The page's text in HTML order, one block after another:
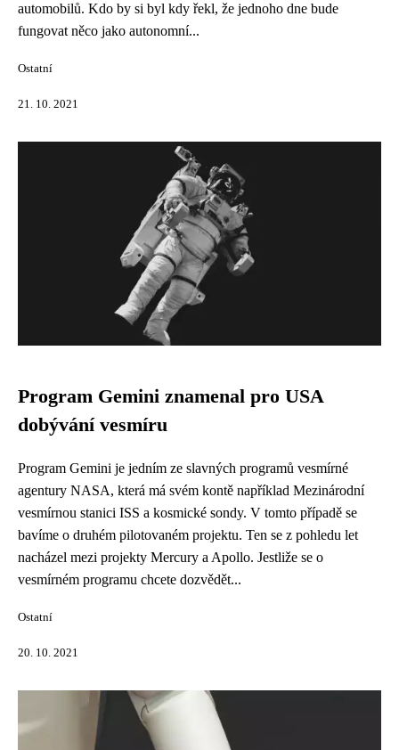
automobilů. Kdo by si byl kdy řekl, že jednoho dne bude
fungovat něco jako autonomní...
Ostatní
21. 10. 2021
Program Gemini znamenal pro USA
dobývání vesmíru
Program Gemini je jedním ze slavných programů vesmírné
agentury NASA, která má svém kontě například Mezinárodní
vesmírnou stanici ISS a kosmické sondy. V tomto případě se
bavíme o druhém pilotovaném projektu. Ten se z pohledu let
nacházel mezi projekty Mercury a Apollo. Jestliže se o
vesmírném programu chcete dozvědět...
Ostatní
20. 10. 2021